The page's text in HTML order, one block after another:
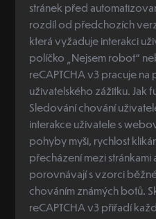
stránek před
rozdíl od předchozích
která vyžaduje interakci
políčko „Nejsem robot“
reCAPTCHA v3 pracuje
uživatelského zážitku. Jak
Sledování chování
interakce uživatele s
pohyby myši, rychlost
přecházení mezi stránkami
porovnávají s vzorci
chováním známých botů.
reCAPTCHA v3 přiřadí